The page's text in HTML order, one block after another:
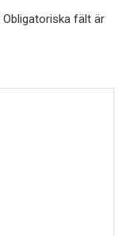
Obligatoriska fält är